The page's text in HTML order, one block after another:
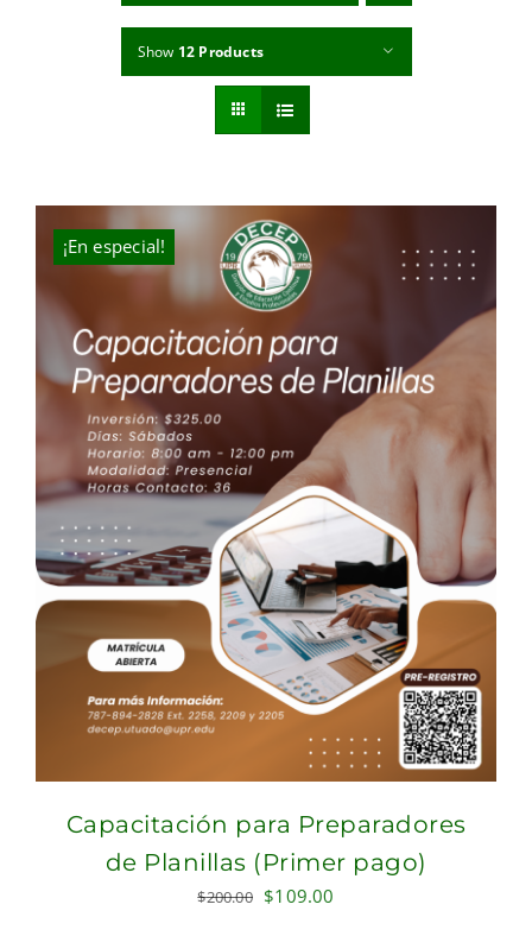
Show 12 Products
¡En especial!
Capacitación para Preparadores
de Planillas (Primer pago)
$200.00 Original
$109.00